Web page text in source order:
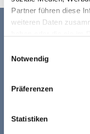
Partner führen diese
weiteren Daten
Notwendig
Präferenzen
Statistiken
Sämtliche